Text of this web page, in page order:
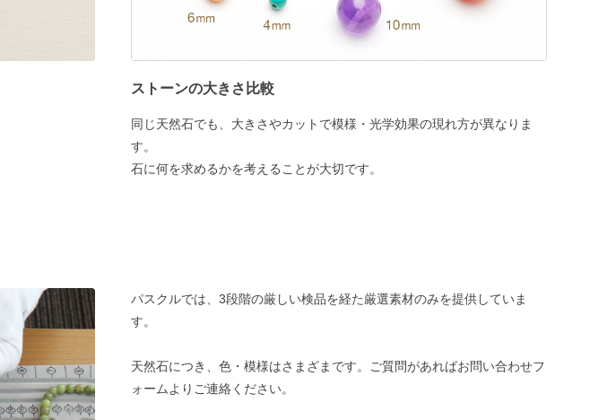
ストーンの大きさ比較
同じ天然石でも、大きさやカットで模様・光学効果の現れ方が異なりま
す。
石に何を求めるかを考えることが大切です。
パスクルでは、3段階の厳しい検品を経た厳選素材のみを提供していま
す。
天然石につき、色・模様はさまざまです。ご質問があればお問い合わせフ
ォームよりご連絡ください。